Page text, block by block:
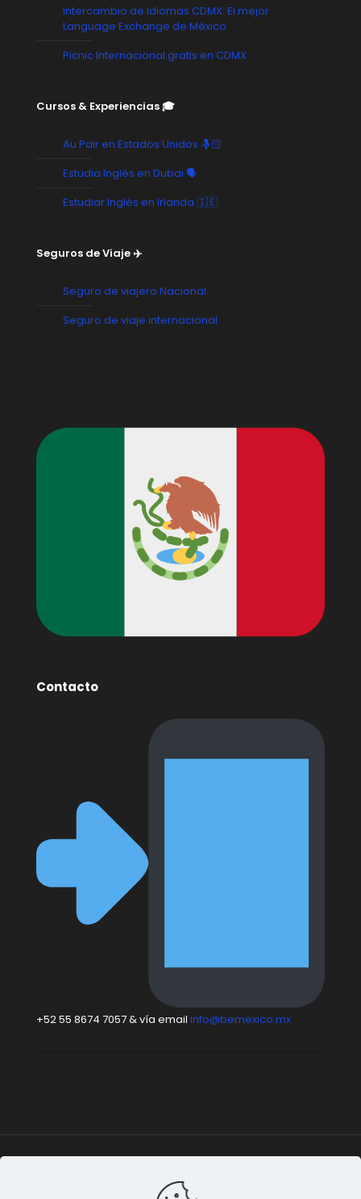
Intercambio de Idiomas CDMX: El mejor
Language Exchange de México
Picnic Internacional gratis en CDMX
Cursos & Experiencias 🎓
Au Pair en Estados Unidos 🤱🏻
Estudia Inglés en Dubai 🗣️
Estudiar Inglés en Irlanda 🇮🇪
Seguros de Viaje ✈️
Seguro de viajero Nacional
Seguro de viaje internacional
Contacto
+52 55 8674 7057 & vía email info@bemexico.mx